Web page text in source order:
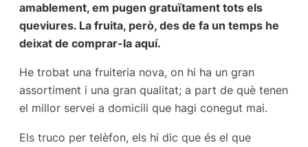
amablement, em pugen gratuïtament tots els
queviures. La fruita, però, des de fa un temps he
deixat de comprar-la aquí.
He trobat una fruiteria nova, on hi ha un gran
assortiment i una gran qualitat; a part de què tenen
el millor servei a domicili que hagi conegut mai.
Els truco per telèfon, els hi dic que és el que